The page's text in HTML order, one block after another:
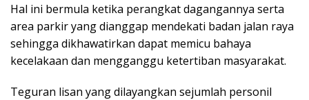
Hal ini bermula ketika perangkat dagangannya serta
area parkir yang dianggap mendekati badan jalan raya
sehingga dikhawatirkan dapat memicu bahaya
kecelakaan dan mengganggu ketertiban masyarakat.
Teguran lisan yang dilayangkan sejumlah personil